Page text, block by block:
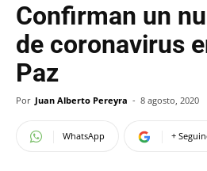
Confirman un
de coronavirus
Paz
Por Juan Alberto Pereyra - 8 agosto, 2020
WhatsApp +